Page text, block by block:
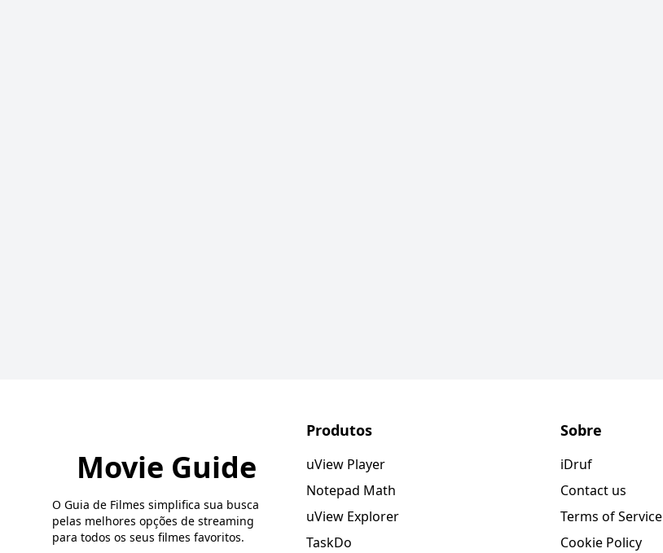
Movie Guide
O Guia de Filmes simplifica sua busca
pelas melhores opções de streaming
para todos os seus filmes favoritos.
Produtos
uView Player
Notepad Math
uView Explorer
TaskDo
Sobre
iDruf
Contact us
Terms of Service
Cookie Policy